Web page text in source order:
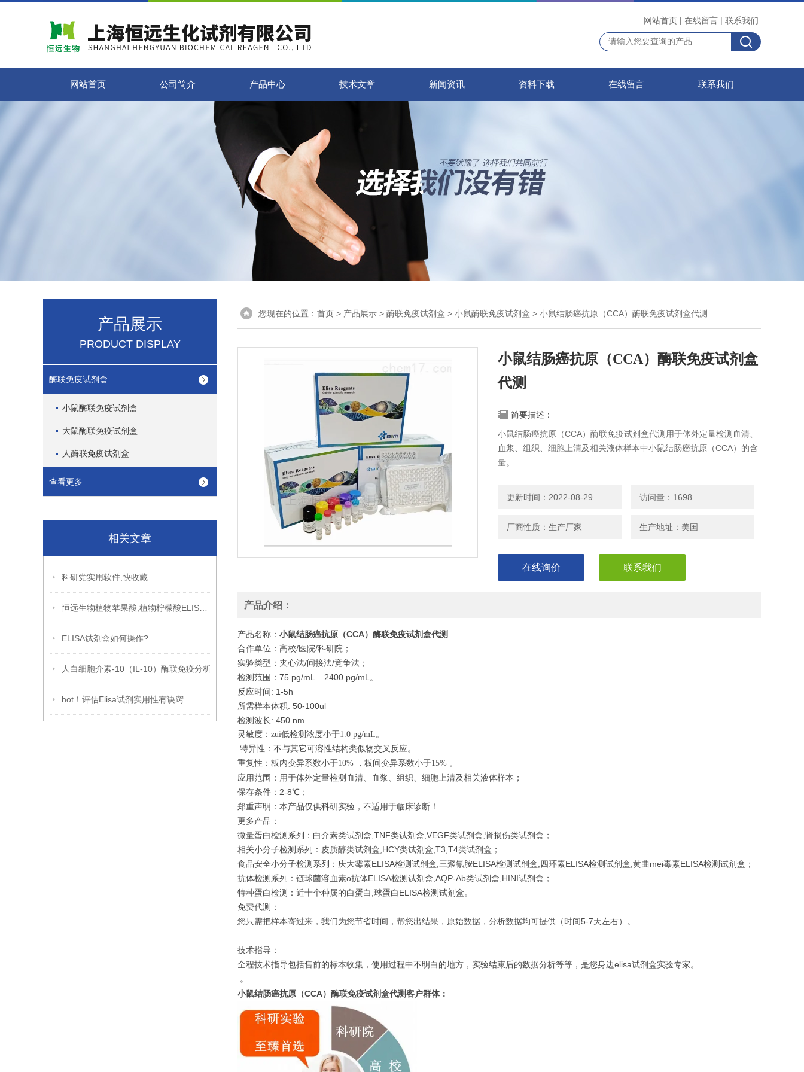
网站首页 | 在线留言 | 联系我们
网站首页 公司简介 产品中心 技术文章 新闻资讯 资料下载 在线留言 联系我们
产品展示
PRODUCT DISPLAY
酶联免疫试剂盒
小鼠酶联免疫试剂盒
大鼠酶联免疫试剂盒
人酶联免疫试剂盒
查看更多
相关文章
科研党实用软件,快收藏
ELISA试剂盒如何操作?
人白细胞介素-10（IL-10）酶联免疫分析
hot！评估Elisa试剂实用性有诀窍
您现在的位置： 首页 > 产品展示 > 酶联免疫试剂盒 > 小鼠酶联免疫试剂盒 > 小鼠结肠癌抗原（CCA）酶联免疫试剂盒代测
小鼠结肠癌抗原（CCA）酶联免疫试剂盒
代测
简要描述：
小鼠结肠癌抗原（CCA）酶联免疫试剂盒代测用于体外定量检测血清、
血浆、组织、细胞上清及相关液体样本中小鼠结肠癌抗原（CCA）的含
量。
更新时间：2022-08-29 访问量：1698
厂商性质：生产厂家 生产地址：美国
在线询价 联系我们
产品介绍：
产品名称： 小鼠结肠癌抗原（CCA）酶联免疫试剂盒代测
合作单位：高校/医院/科研院；
实验类型：夹心法/间接法/竞争法；
检测范围：75 pg/mL – 2400 pg/mL。
反应时间: 1-5h
所需样本体积: 50-100ul
检测波长: 450 nm
灵敏度：zui低检测浓度小于1.0 pg/mL。
特异性：不与其它可溶性结构类似物交叉反应。
重复性：板内变异系数小于10% ，板间变异系数小于15% 。
应用范围：用于体外定量检测血清、血浆、组织、细胞上清及相关液体样本；
保存条件：2-8℃；
郑重声明：本产品仅供科研实验，不适用于临床诊断！
更多产品：
微量蛋白检测系列：白介素类试剂盒,TNF类试剂盒,VEGF类试剂盒,肾损伤类试剂盒；
相关小分子检测系列：皮质醇类试剂盒,HCY类试剂盒,T3,T4类试剂盒；
食品安全小分子检测系列：庆大霉素ELISA检测试剂盒,三聚氰胺ELISA检测试剂盒,四环素ELISA检测试剂盒,黄曲mei毒素ELISA检测试剂盒；
抗体检测系列：链球菌溶血素o抗体ELISA检测试剂盒,AQP-Ab类试剂盒,HINI试剂盒；
特种蛋白检测：近十个种属的白蛋白,球蛋白ELISA检测试剂盒。
免费代测：
您只需把样本寄过来，我们为您节省时间，帮您出结果，原始数据，分析数据均可提供（时间5-7天左右）。
技术指导：
全程技术指导包括售前的标本收集，使用过程中不明白的地方，实验结束后的数据分析等等，是您身边elisa试剂盒实验专家。
。
小鼠结肠癌抗原（CCA）酶联免疫试剂盒代测客户群体：